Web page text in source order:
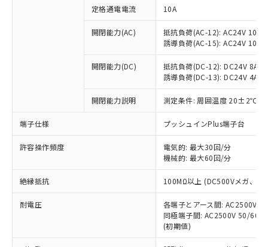
定格通電電流 10A
開閉能力(AC)
抵抗負荷(AC-12): AC24V 10A/
誘導負荷(AC-15): AC24V
開閉能力(DC)
抵抗負荷(DC-12): DC24V 8A/
誘導負荷(DC-13): DC24V 4A/
開閉能力説明 測定条件: 周囲温度 20±2℃、
端子仕様 プッシュインPlus端子台
許容操作頻度
電気的: 最大30回/分
機械的: 最大60回/分
絶縁抵抗 100MΩ以上 (DC500Vメガ、点
耐電圧
各端子とアース間: AC2500V
同極端子間: AC2500V 50/
(初期値)
ご利用条件
以下の条件をお読みいただき、同意のうえ
ご利用ください。
本サービスは、当社制御機器事業取扱
商品の当社在庫状況および標準価格
(税抜)を提供させていただくもので
当社制御機器事業取扱商品の中には、
本サービスの対象外となる商品もある
ことをご了承ください。
在庫状況および標準価格照会結果は、
記載している更新日時点での社内デー
タに基づき作成されるものであり、閲
覧された時点での実際の在庫および標
準価格とは異なる場合があることをご
対応予定：EU RoHS指令（10物質）の非含
有に対応した製品に切り替える予定のある
対応予定なし：EU RoHS指令（10物質）の
非含有に非対応の商品で、対応品を出す予
定はありません。
調査・確認中：EU RoHS指令（10物質）の
非含有の対応状況を調査中または確認中の
非該当品：ライセンス料など無形物で、有
害物質有無と関係のない商品です。
仕入先様の事情により、非含有部品として
いたものが、含有品と判明した場合などや
むを得ず変更することがあります。
鉛(Pb) 1000ppm以下、 水銀(Hg) 1000ppm以下、 カド
六価クロム(Cr(Ⅵ)) 1000ppm以下、ポリ臭化ビフェニル
類(PBB) 1000ppm以下、ポリ臭化ジフェニルエーテル類
(PBDE) 1000ppm以下、フタル酸ビス(2-エチルヘキシ
※1 中国RoHS○×表
「○」：最大均質材料含有率が中国RoHSの
基準値以下であることを示します。
「×」：最大均質材料含有率が中国RoHSの
基準値を超えていることを示します。
「－」：未確認です。当社販売部門へお問
い合わせください。
*中国RoHS10物質の基準値 (GB/T26572)：
Pb(鉛) :1000ppm、 Hg(水銀) : 1000ppm、 Cd(カドミウ
Cr(Ⅵ)(六価クロム) : 1000ppm、 PBBs(ポリ臭化ビフェ
当社は、これら貴社製品のうち、外国
為替および外国貿易法に定める商品
（以下｢規制貨物等」という）を輸出
国政府の輸出許可(または役務取引許
可)を取得するなどの必要な手続きを